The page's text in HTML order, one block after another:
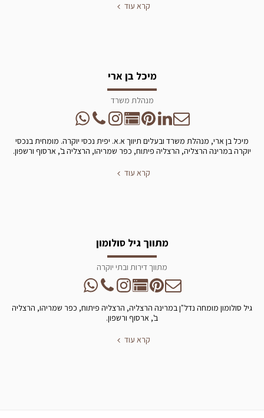
קרא עוד
מיכל בן ארי
מנהלת משרד
מיכל בן ארי, מנהלת משרד ובעלים תיווך א.א. יפית נכסי יוקרה. מומחית בנכסי
יוקרה במרינה הרצליה, הרצליה פיתוח, כפר שמריהו, הרצליה ב', ארסוף ורשפון.
קרא עוד
מתווך גיל סולומון
מתווך דירות ובתי יוקרה
גיל סולומון מומחה נדל"ן במרינה הרצליה, הרצליה פיתוח, כפר שמריהו, הרצליה
ב', ארסוף ורשפון.
קרא עוד